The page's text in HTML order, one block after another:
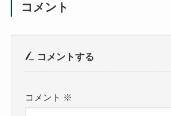
コメント
コメントする
コメント ※